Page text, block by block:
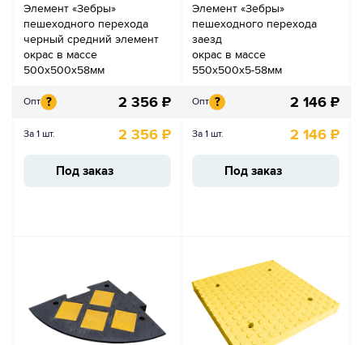
Элемент «Зебры»
пешеходного перехода
черный средний элемент
окрас в массе
500х500х58мм
Опт ? 2 356 ₽
За 1 шт. 2 356 ₽
Под заказ
Элемент «Зебры»
пешеходного перехода
заезд
окрас в массе
550х500х5-58мм
Опт ? 2 146 ₽
За 1 шт. 2 146 ₽
Под заказ